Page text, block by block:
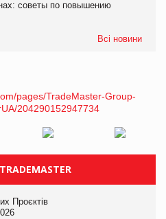
советы по повышению
Всі новини
Проєктів